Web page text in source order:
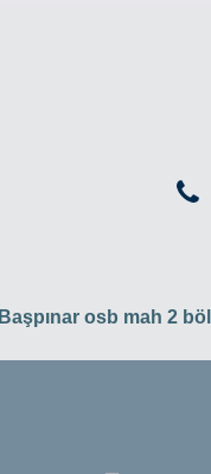
Başpınar osb mah 2